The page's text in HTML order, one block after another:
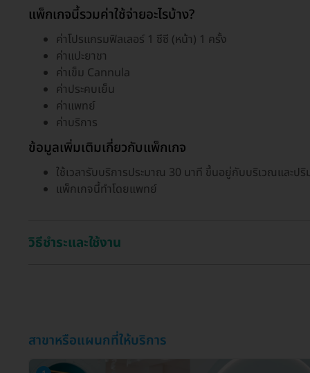
แพ็กเกจนี้รวมค่าใช้จ่ายอะไรบ้าง?
ค่าโปรแกรมฟิลเลอร์ 1 ซีซี (หน้า) 1 ครั้ง
ค่าแปะยาชา
ค่าเข็ม Cannula
ค่าประคบเย็น
ค่าแพทย์
ค่าบริการ
ข้อมูลเพิ่มเติมเกี่ยวกับแพ็กเกจ
ใช้เวลารับบริการประมาณ 30 นาที ขึ้นอยู่กับบริเวณและป
แพ็กเกจนี้ทำโดยแพทย์
วิธีชำระและใช้งาน
สาขาหรือแผนกที่ให้บริการ